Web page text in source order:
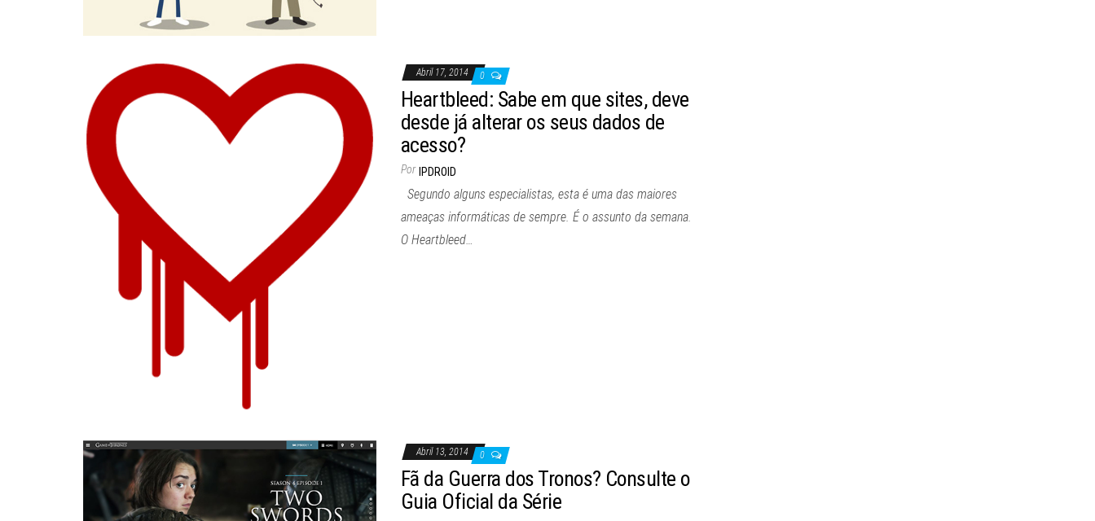
Abril 17, 2014 0
Heartbleed: Sabe em que sites, deve
desde já alterar os seus dados de
acesso?
Por IPDROID
Segundo alguns especialistas, esta é uma das maiores
ameaças informáticas de sempre. É o assunto da semana.
O Heartbleed…
Abril 13, 2014 0
Fã da Guerra dos Tronos? Consulte o
Guia Oficial da Série